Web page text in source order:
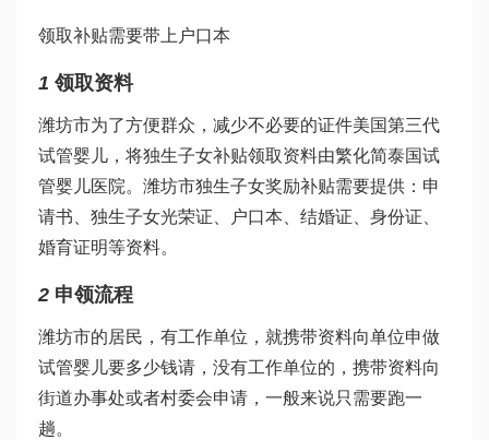
领取补贴需要带上户口本
1 领取资料
潍坊市为了方便群众，减少不必要的证件美国第三代
试管婴儿 ，将独生子女补贴领取资料由繁化简泰国试
管婴儿医院。潍坊市独生子女奖励补贴需要提供：申
请书、独生子女光荣证、户口本、结婚证、身份证、
婚育证明等资料。
2 申领流程
潍坊市的居民，有工作单位，就携带资料向单位申做
试管婴儿要多少钱请，没有工作单位的，携带资料向
街道办事处或者村委会申请，一般来说只需要跑一
趟。